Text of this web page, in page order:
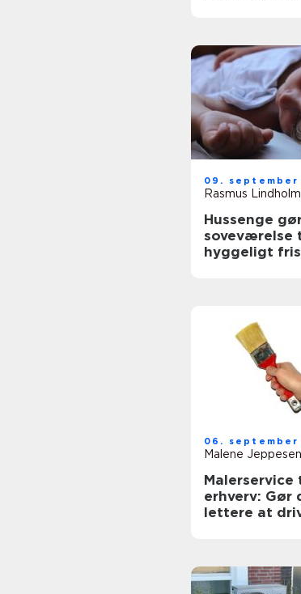
09. september
Rasmus Lindholm
Hussenge
soveværelse
hyggeligt
06. september
Malene Jeppesen
Malerservice
erhverv: Gør
lettere at